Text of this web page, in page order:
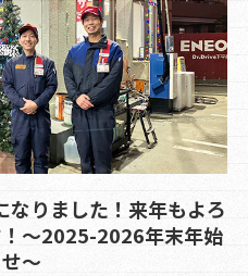
りました！来年もよろ
～2025-2026年末年始
～